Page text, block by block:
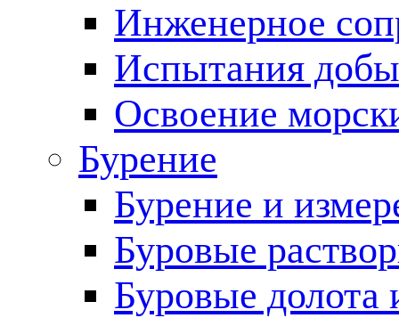
Инженерное
Испытания
Освоение
Бурение
Бурение и
Буровые
Буровые долота